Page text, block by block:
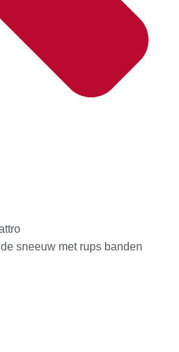
sneeuw met rups banden